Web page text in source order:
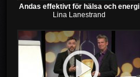
Andas effektivt för hälsa och energi
Lina Lanestrand